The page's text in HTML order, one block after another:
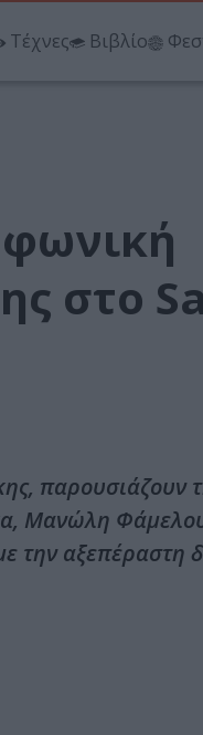
Τέχνες Βιβλίο
στο
παρουσιάζουν
Μανώλη
την αξεπέραστη